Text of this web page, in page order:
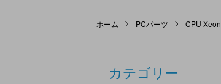
ホーム PCパーツ CPU Xeon
カテゴリー